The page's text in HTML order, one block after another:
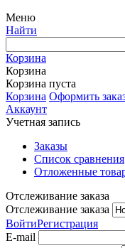
Меню
Найти
Корзина
Корзина
Корзина пуста
Корзина Оформить
Аккаунт
Учетная запись
Заказы
Список сравнения
Отложенные
Отслеживание заказа
Отслеживание заказа
ВойтиРегистрация
E-mail